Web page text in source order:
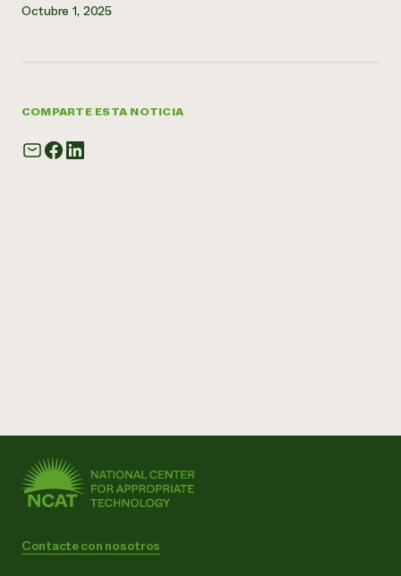
Octubre 1, 2025
COMPARTE ESTA NOTICIA
Contacte con nosotros